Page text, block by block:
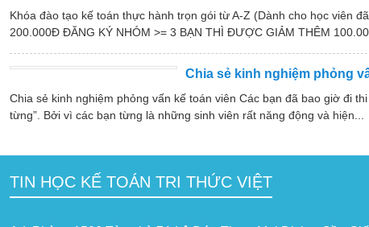
Khóa đào tạo kế toán thực hành trọn gói từ A-Z (Dành cho học viên
200.000Đ ĐĂNG KÝ NHÓM >= 3 BẠN THÌ ĐƯỢC GIẢM THÊM
Chia sẻ kinh nghiệm phỏng
Chia sẻ kinh nghiệm phỏng vấn kế toán viên Các bạn đã bao giờ đi
từng”. Bởi vì các bạn từng là những sinh viên rất năng động và hiện...
TIN HỌC KẾ TOÁN TRI THỨC VIỆT